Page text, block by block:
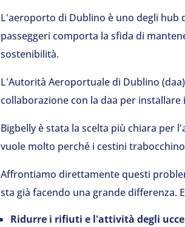
L'aeroporto di Dublino è uno degli hub
passeggeri comporta la sfida di
sostenibilità.
L'Autorità Aeroportuale di Dublino
collaborazione con la daa per
Bigbelly è stata la scelta più chiara per
vuole molto perché i cestini
Affrontiamo direttamente questi
sta già facendo una grande differenza.
Ridurre i rifiuti e l'attività degli